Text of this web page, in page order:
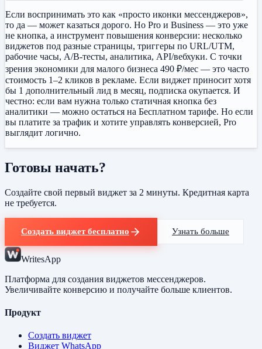
Если воспринимать это как «просто иконки мессенджеров»,
то да — может казаться дорого. Но Pro и Business — это уже
не кнопка, а инструмент повышения конверсии: несколько
виджетов под разные страницы, триггеры по URL/UTM,
рабочие часы, A/B-тесты, аналитика, API/вебхуки. С точки
зрения экономики для малого бизнеса 490 ₽/мес — это часто
стоимость 1–2 кликов в рекламе. Если виджет приносит хотя
бы 1 дополнительный лид в месяц, подписка окупается. И
честно: если вам нужна только статичная кнопка без
аналитики — можно остаться на Бесплатном тарифе. Но если
вы платите за трафик и хотите управлять конверсией, Pro
выглядит логично.
Готовы начать?
Создайте свой первый виджет за 2 минуты. Кредитная карта
не требуется.
Создать виджет бесплатно Узнать больше
WritesApp
Платформа для создания виджетов мессенджеров.
Увеличивайте конверсию и получайте больше клиентов.
Продукт
Создать виджет
Виджет WhatsApp